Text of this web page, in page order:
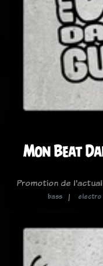
Mon Beat
Promotion de
bass electro